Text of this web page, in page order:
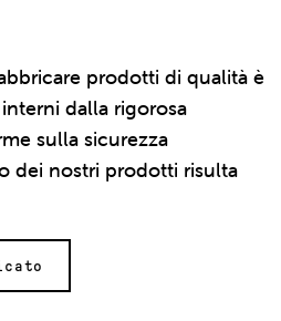
prodotti di qualità è
dalla rigorosa
sulla sicurezza
dei nostri prodotti risulta